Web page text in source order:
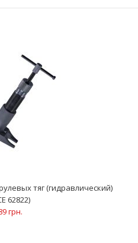
и сошек большинства су..
тяг (гидравлический)
62822)
грн.